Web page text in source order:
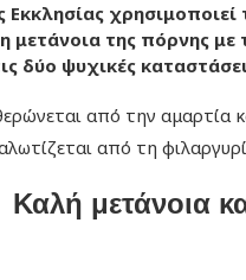
χρησιμοποιεί
μετάνοια της πόρνης
δύο ψυχικές
από την αμαρτία
από τη
Καλή μετάνοια